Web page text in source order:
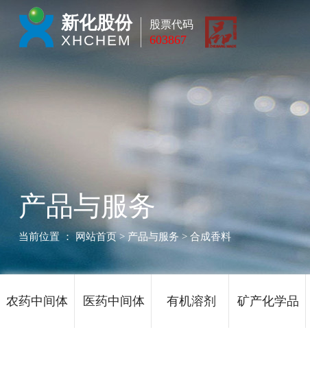
新化股份
XHCHEM
股票代码
603867
产品与服务
当前位置 ：网站首页> 产品与服务 > 合成香料
农药中间体 医药中间体 有机溶剂 矿产化学品